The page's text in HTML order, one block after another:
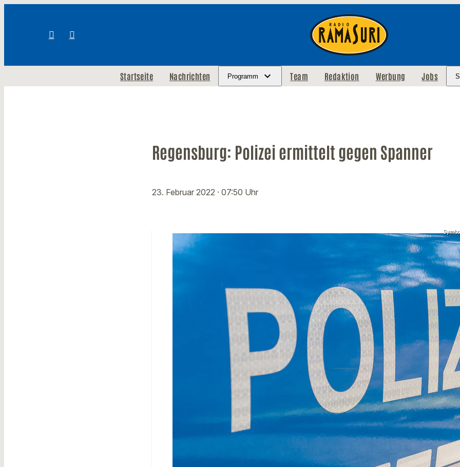
Startseite Nachrichten Programm Team Redaktion Werbung Jobs
Regensburg: Polizei ermittelt gegen Spanner
23. Februar 2022 · 07:50 Uhr